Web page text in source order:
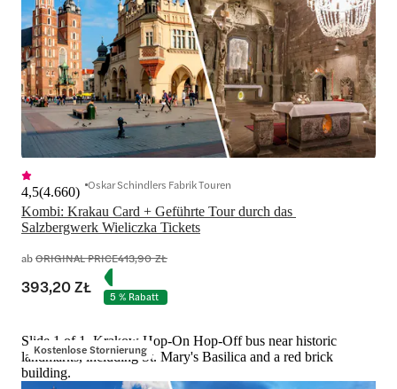
Kombi: Krakau Card + Geführte Tour durch das
Salzbergwerk Wieliczka Tickets
4,5(4.660) Oskar Schindlers Fabrik Touren
abORIGINAL PRICE413,90 ZŁ
393,20 ZŁ 5 % Rabatt
Kostenlose Stornierung
Slide 1 of 1, Krakow Hop-On Hop-Off bus near historic
landmarks, including St. Mary's Basilica and a red brick
building.